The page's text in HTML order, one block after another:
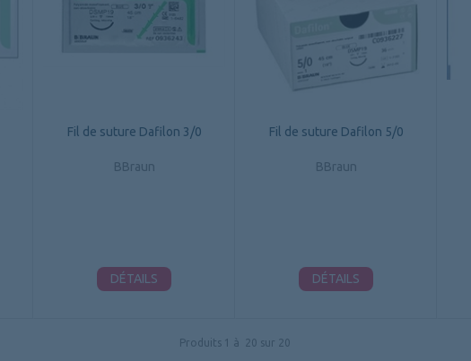
Fil de suture Dafilon 3/0
BBraun
DÉTAILS
Fil de suture Dafilon 5/0
BBraun
DÉTAILS
Produits 1 à 20 sur 20